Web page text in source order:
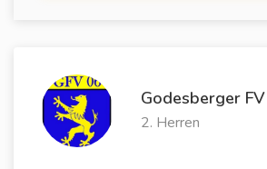
Godesberger FV
2. Herren